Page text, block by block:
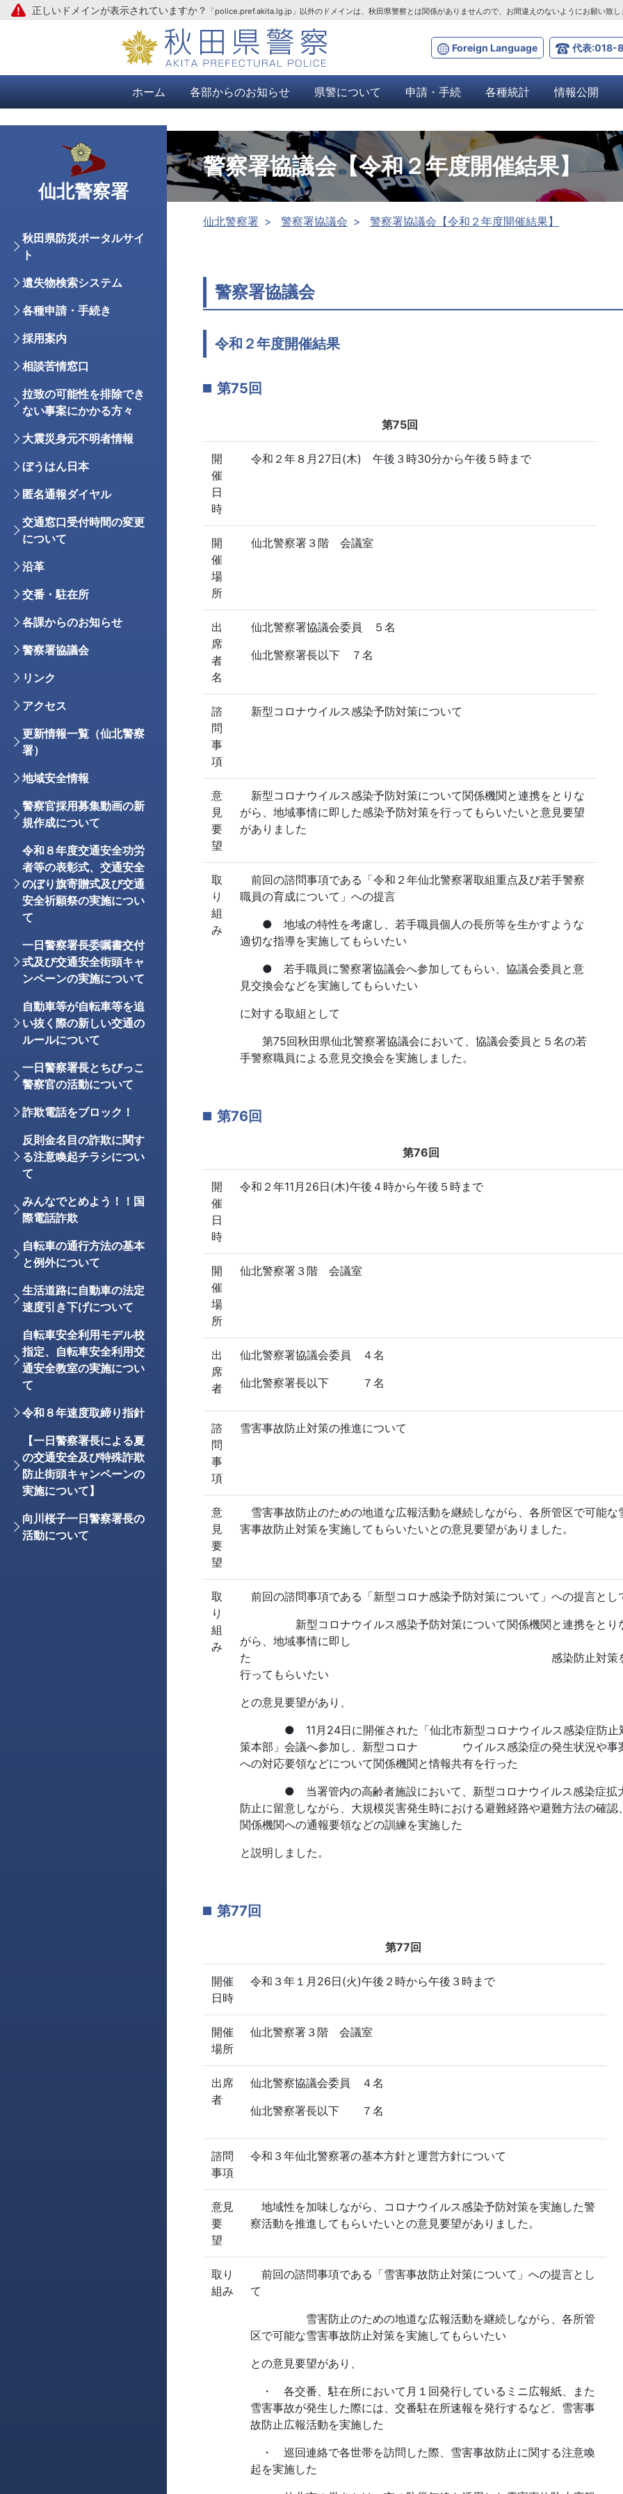
本文へ
Foreign Language 代表:018-
正しいドメインが表示されていますか？ 「police.pref.akita.lg.jp」以外のドメインは、秋田県警察とは関係がありませんので、お間違えのないようにお願い致し
ホーム 各部からのお知らせ 県警について 申請・手続 各種統計 情報公開
警察署協議会【令和２年度開催結果】
仙北警察署 警察署協議会 警察署協議会【令和２年度開催結果】
警察署協議会
令和２年度開催結果
第75回
第75回
開
催
日
時
令和２年８月27日(木) 午後３時30分から午後５時まで
開
催
場
所
仙北警察署３階 会議室
出
席
者
名
仙北警察署協議会委員 ５名
仙北警察署長以下 ７名
諮
問
事
項
新型コロナウイルス感染予防対策について
意
見
要
望
新型コロナウイルス感染予防対策について関係機関と連携をとりな
がら、地域事情に即した感染予防対策を行ってもらいたいと意見要望
がありました
取
り
組
み
前回の諮問事項である「令和２年仙北警察署取組重点及び若手警察
職員の育成について」への提言
● 地域の特性を考慮し、若手職員個人の長所等を生かすような
適切な指導を実施してもらいたい
● 若手職員に警察署協議会へ参加してもらい、協議会委員と意
見交換会などを実施してもらいたい
に対する取組として
第75回秋田県仙北警察署協議会において、協議会委員と５名の若
手警察職員による意見交換会を実施しました。
第76回
第76回
開
催
日
時
令和２年11月26日(木)午後４時から午後５時まで
開
催
場
所
仙北警察署３階 会議室
出
席
者
仙北警察署協議会委員 ４名
仙北警察署長以下 ７名
諮
問
事
項
雪害事故防止対策の推進について
意
見
要
望
雪害事故防止のための地道な広報活動を継続しながら、各所管区で可能な
害事故防止対策を実施してもらいたいとの意見要望がありました。
取
り
組
み
前回の諮問事項である「新型コロナ感染予防対策について」への提言とし
新型コロナウイルス感染予防対策について関係機関と連携をとり
がら、地域事情に即し
た 感染防止対策
行ってもらいたい
との意見要望があり、
● 11月24日に開催された「仙北市新型コロナウイルス感染症防止
策本部」会議へ参加し、新型コロナ ウイルス感染症の発生状況や事
への対応要領などについて関係機関と情報共有を行った
● 当署管内の高齢者施設において、新型コロナウイルス感染症拡
防止に留意しながら、大規模災害発生時における避難経路や避難方法の確認
関係機関への通報要領などの訓練を実施した
と説明しました。
第77回
第77回
開催
日時
令和３年１月26日(火)午後２時から午後３時まで
開催
場所
仙北警察署３階 会議室
出席
者
仙北警察協議会委員 ４名
仙北警察署長以下 ７名
諮問
事項
令和３年仙北警察署の基本方針と運営方針について
意見
要
望
地域性を加味しながら、コロナウイルス感染予防対策を実施した警
察活動を推進してもらいたいとの意見要望がありました。
取り
組み
前回の諮問事項である「雪害事故防止対策について」への提言とし
て
雪害防止のための地道な広報活動を継続しながら、各所管
区で可能な雪害事故防止対策を実施してもらいたい
との意見要望があり、
・ 各交番、駐在所において月１回発行しているミニ広報紙、また
雪害事故が発生した際には、交番駐在所速報を発行するなど、雪害事
故防止広報活動を実施した
・ 巡回連絡で各世帯を訪問した際、雪害事故防止に関する注意喚
起を実施した
仙北警察署
秋田県防災ポータルサイ
ト
遺失物検索システム
各種申請・手続き
採用案内
相談苦情窓口
拉致の可能性を排除でき
ない事案にかかる方々
大震災身元不明者情報
ぼうはん日本
匿名通報ダイヤル
交通窓口受付時間の変更
について
沿革
交番・駐在所
各課からのお知らせ
警察署協議会
リンク
アクセス
更新情報一覧（仙北警察
署）
地域安全情報
警察官採用募集動画の新
規作成について
令和８年度交通安全功労
者等の表彰式、交通安全
のぼり旗寄贈式及び交通
安全祈願祭の実施につい
て
一日警察署長委嘱書交付
式及び交通安全街頭キャ
ンペーンの実施について
自動車等が自転車等を追
い抜く際の新しい交通の
ルールについて
一日警察署長とちびっこ
警察官の活動について
詐欺電話をブロック！
反則金名目の詐欺に関す
る注意喚起チラシについ
て
みんなでとめよう！！国
際電話詐欺
自転車の通行方法の基本
と例外について
生活道路に自動車の法定
速度引き下げについて
自転車安全利用モデル校
指定、自転車安全利用交
通安全教室の実施につい
て
令和８年速度取締り指針
【一日警察署長による夏
の交通安全及び特殊詐欺
防止街頭キャンペーンの
実施について】
向川桜子一日警察署長の
活動について